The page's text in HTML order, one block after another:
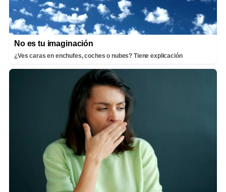
No es tu imaginación
¿Ves caras en enchufes, coches o nubes? Tiene explicación